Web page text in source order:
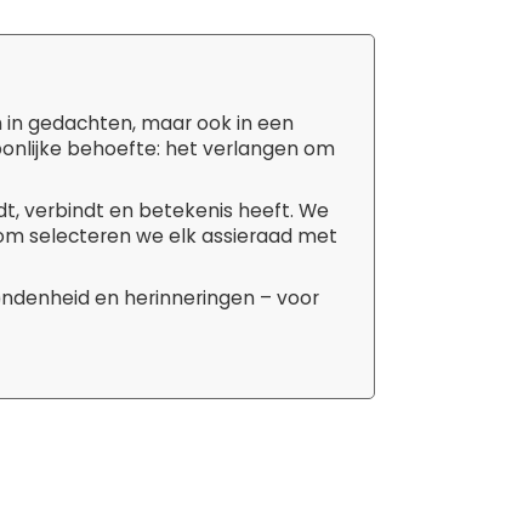
gedachten, maar ook in een
behoefte: het verlangen om
verbindt en betekenis heeft. We
selecteren we elk assieraad met
en herinneringen – voor